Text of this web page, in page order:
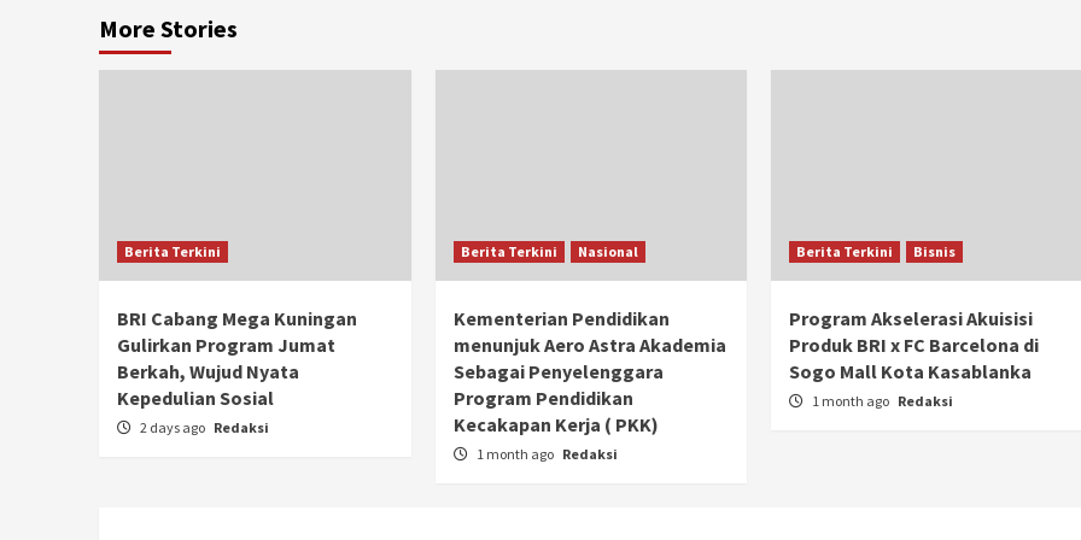
More Stories
Berita Terkini
BRI Cabang Mega Kuningan
Gulirkan Program Jumat
Berkah, Wujud Nyata
Kepedulian Sosial
2 days ago Redaksi
Berita Terkini Nasional
Kementerian Pendidikan
menunjuk Aero Astra Akademia
Sebagai Penyelenggara
Program Pendidikan
Kecakapan Kerja ( PKK)
1 month ago Redaksi
Berita Terkini Bisnis
Program Akselerasi Akuisisi
Produk BRI x FC Barcelona di
Sogo Mall Kota Kasablanka
1 month ago Redaksi